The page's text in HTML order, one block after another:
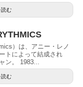
む
）は、アニー・レノ
トによって結成され
ン。 1983...
む